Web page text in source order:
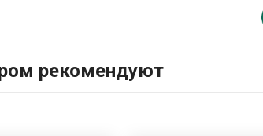
рекомендуют